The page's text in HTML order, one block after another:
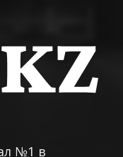
№1 в